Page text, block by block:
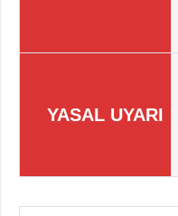
YASAL UYARI